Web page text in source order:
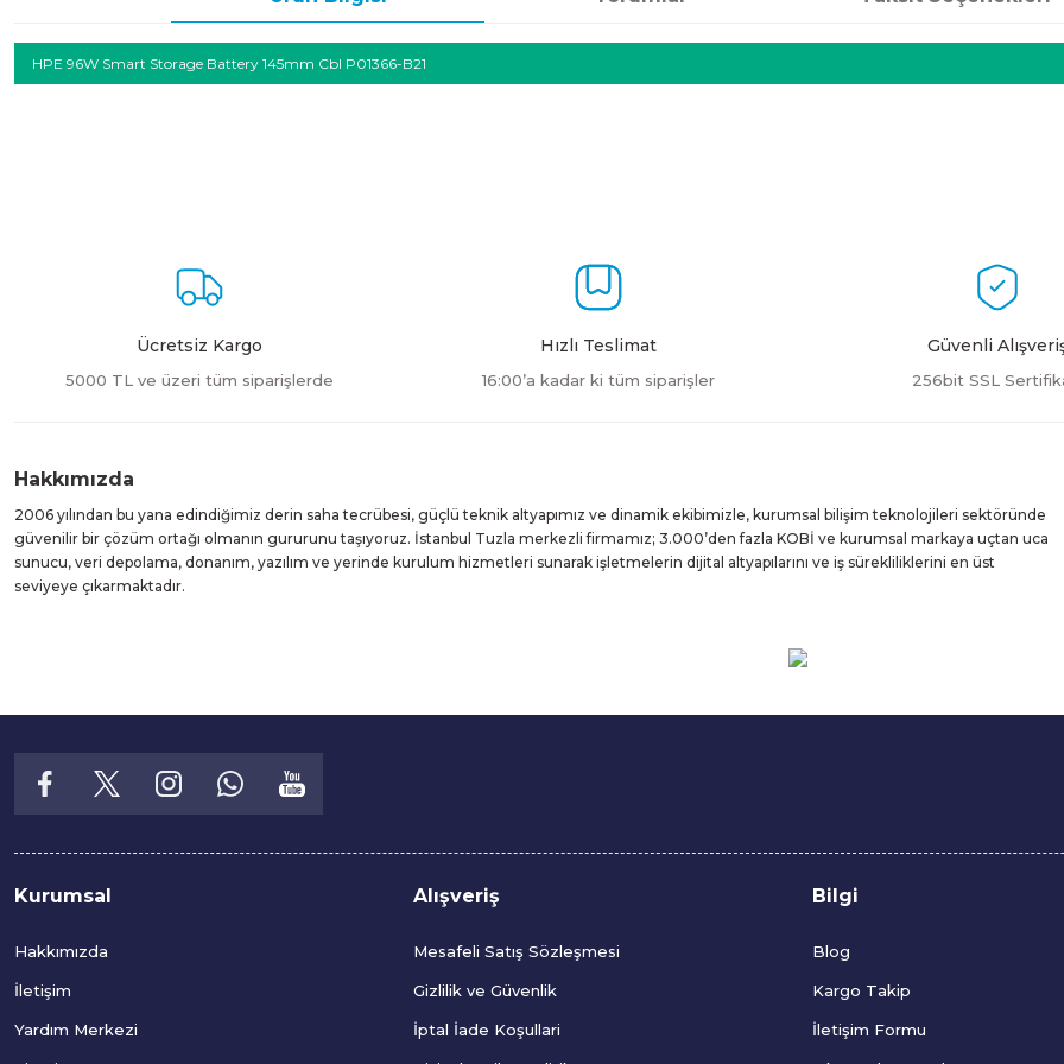
HPE 96W Smart Storage Battery 145mm Cbl P01366-B21
Ücretsiz Kargo
5000 TL ve üzeri tüm siparişlerde
Hızlı Teslimat
16:00’a kadar ki tüm siparişler
Güvenli
256bit SSL
Hakkımızda
2006 yılından bu yana edindiğimiz derin saha tecrübesi, güçlü teknik altyapımız ve dinamik ekibimizle, kurumsal bilişim teknolojileri sektöründe
güvenilir bir çözüm ortağı olmanın gururunu taşıyoruz. İstanbul Tuzla merkezli firmamız; 3.000’den fazla KOBİ ve kurumsal markaya uçtan uca
sunucu, veri depolama, donanım, yazılım ve yerinde kurulum hizmetleri sunarak işletmelerin dijital altyapılarını ve iş sürekliliklerini en üst
seviyeye çıkarmaktadır.
Kurumsal
Hakkımızda
İletişim
Yardım Merkezi
Alışveriş
Mesafeli Satış Sözleşmesi
Gizlilik ve Güvenlik
İptal İade Koşullari
Bilgi
Blog
Kargo Takip
İletişim Formu